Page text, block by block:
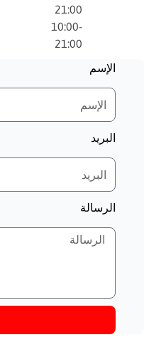
21:00
10:00-
21:00
الإسم
البريد
الرسالة